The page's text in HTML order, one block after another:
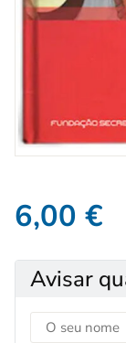
6,00 €
Avisar